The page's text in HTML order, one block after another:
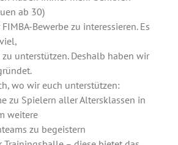
ab 30)
Bewerbe zu interessieren. Es
unterstützen. Deshalb haben wir
wo wir euch unterstützen:
zu Spielern aller Altersklassen in
weitere
zu begeistern